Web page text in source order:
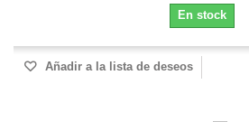
En stock
Añadir a la lista de deseos